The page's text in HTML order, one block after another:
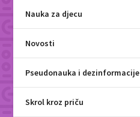
Nauka za djecu
Novosti
Pseudonauka i dezinformacije
Skrol kroz priču